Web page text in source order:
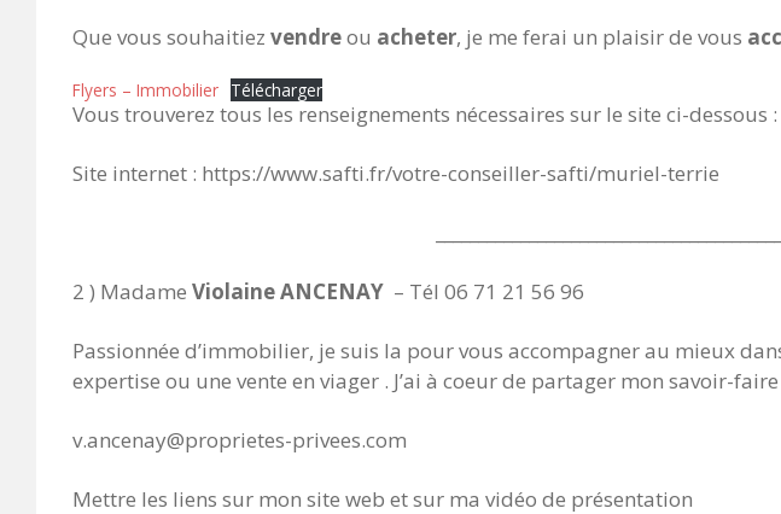
Que vous souhaitiez vendreou acheter, je me ferai un plaisir de vous
Flyers – Immobilier Télécharger
Vous trouverez tous les renseignements nécessaires sur le site ci-dessous :
Site internet : https://www.safti.fr/votre-conseiller-safti/muriel-terrie
2 ) Madame Violaine ANCENAY – Tél 06 71 21 56 96
Passionnée d’immobilier, je suis la pour vous accompagner au mieux
expertise ou une vente en viager . J’ai à coeur de partager mon savoir-
v.ancenay@proprietes-privees.com
Mettre les liens sur mon site web et sur ma vidéo de présentation